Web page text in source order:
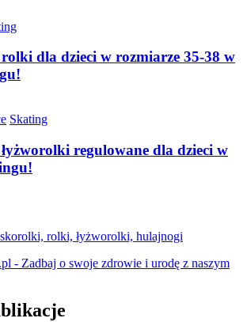
dla dzieci w rozmiarze 35-38 w
Skating
regulowane dla dzieci w